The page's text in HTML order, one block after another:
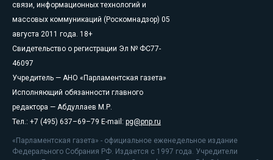
связи, информационных технологий и
массовых коммуникаций (Роскомнадзор) 05
августа 2011 года. 18+
Свидетельство о регистрации Эл № ФС77-
46097
Учредитель — АНО «Парламентская газета»
Исполняющий обязанности главного
редактора — Абдуллаев М.Р.
Тел.: +7 (495) 637–69–79 E-mail: pg@pnp.ru
«Парламентская газета» - официальное еженедельное издание
Федерального Собрания РФ. Издается с 1997 года. Учредители